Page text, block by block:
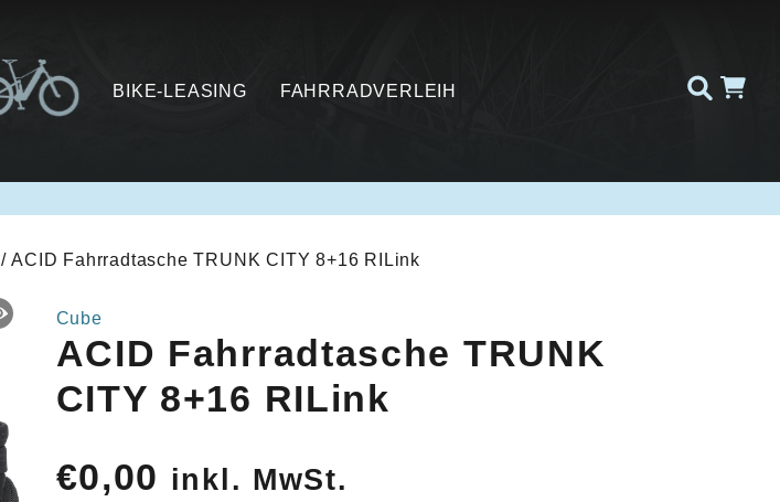
BIKE-LEASING FAHRRADVERLEIH
/ ACID Fahrradtasche TRUNK CITY 8+16 RILink
Cube
ACID Fahrradtasche TRUNK
CITY 8+16 RILink
€0,00 inkl. MwSt.